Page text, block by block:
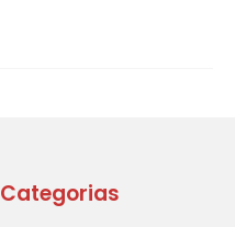
Categorias